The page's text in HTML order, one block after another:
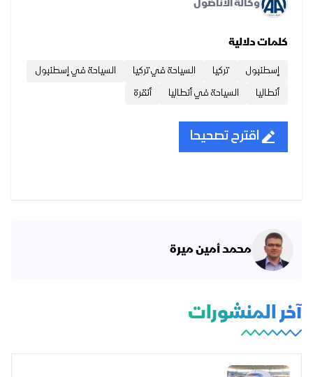
وكالة الأناضول
كلمات دلالية
إسطنبول تركيا السياحة في تركيا
السياحة في إسطنبول
أنطاليا
السياحة في أنطاليا أنقرة
اقترح تصحيحا
محمد أمين ميرة
آخر المنشورات